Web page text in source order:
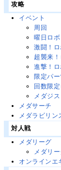
攻略
イベント
周回
曜日ロ
激闘！
超襲来
進撃！
限定パ
回数限
メダジ
メダサーチ
メダラビリン
対人戦
メダリーグ
メダリ
オンラインエ